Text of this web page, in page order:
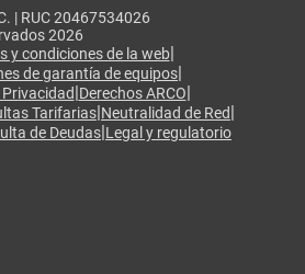
| RUC 20467534026
2026
y condiciones de la web|
de garantía de equipos|
|Derechos ARCO|
Tarifarias|Neutralidad de Red|
de Deudas|Legal y regulatorio